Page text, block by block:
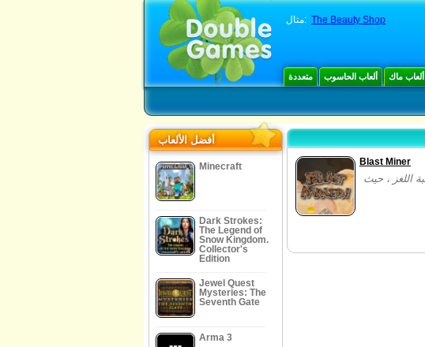
مثال: The Beauty Shop
متعددة ألعاب الحاسوب ألعاب ماك
أفضل الألعاب
Minecraft
Dark Strokes:
The Legend of
Snow Kingdom.
Collector's
Edition
Jewel Quest
Mysteries: The
Seventh Gate
Arma 3
Blast Miner